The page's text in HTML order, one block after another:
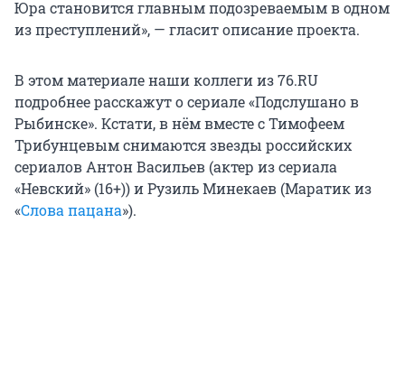
Юра становится главным подозреваемым в одном
из преступлений», — гласит описание проекта.
В этом материале наши коллеги из 76.RU
подробнее расскажут о сериале «Подслушано в
Рыбинске». Кстати, в нём вместе с Тимофеем
Трибунцевым снимаются звезды российских
сериалов Антон Васильев (актер из сериала
«Невский» (16+)) и Рузиль Минекаев (Маратик из
«Слова пацана»).